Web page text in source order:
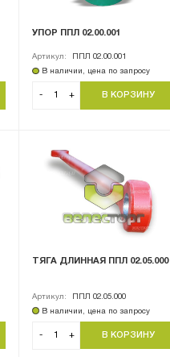
УПОР ППЛ 02.00.001
Артикул:
ППЛ 02.00.001
В наличии, цена по запросу
- +
ТЯГА ДЛИННАЯ ППЛ 02.05.000
Артикул:
ППЛ 02.05.000
В наличии, цена по запросу
- +